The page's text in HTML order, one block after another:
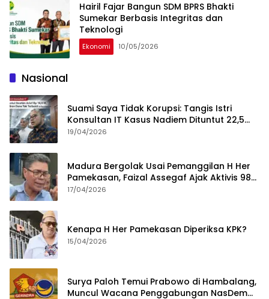
Hairil Fajar Bangun SDM BPRS Bhakti
Sumekar Berbasis Integritas dan
Teknologi
Ekonomi 10/05/2026
Nasional
Suami Saya Tidak Korupsi: Tangis Istri
Konsultan IT Kasus Nadiem Dituntut 22,5
Tahun
19/04/2026
Madura Bergolak Usai Pemanggilan H Her
Pamekasan, Faizal Assegaf Ajak Aktivis 98
Bongkar Permainan KPK
17/04/2026
Kenapa H Her Pamekasan Diperiksa KPK?
15/04/2026
Surya Paloh Temui Prabowo di Hambalang,
Muncul Wacana Penggabungan NasDem